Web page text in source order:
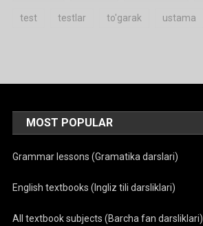
test testlar to'garak ustama
MOST POPULAR
Grammar lessons (Gramatika darslari)
English textbooks (Ingliz tili darsliklari)
All textbook subjects (Barcha fan darsliklari)